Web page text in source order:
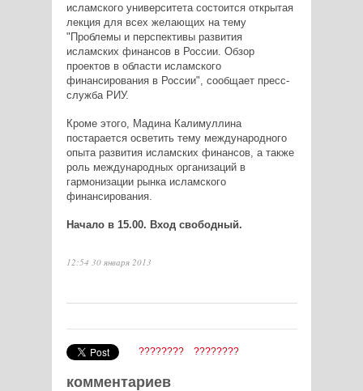
исламского университета состоится открытая
лекция для всех желающих на тему
"Проблемы и перспективы развития
исламских финансов в России. Обзор
проектов в области исламского
финансирования в России", сообщает пресс-
служба РИУ.
Кроме этого, Мадина Калимуллина
постарается осветить тему международного
опыта развития исламских финансов, а также
роль международных организаций в
гармонизации рынка исламского
финансирования.
Начало в 15.00. Вход свободный.
12:54 30 января 2013
???????? ????????
комментариев